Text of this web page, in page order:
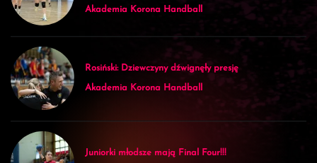
Akademia Korona Handball
Rosiński: Dziewczyny dźwignęły presję
Akademia Korona Handball
Juniorki młodsze mają Final Four!!!